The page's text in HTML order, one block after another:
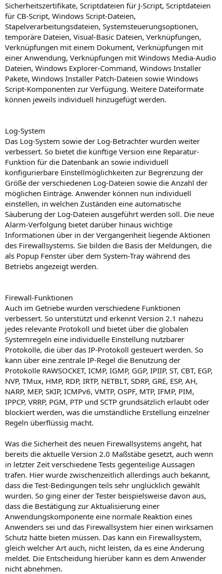
Sicherheitszertifikate, Scriptdateien für J-Script, Scriptdateien
für CB-Script, Windows Script-Dateien,
Stapelverarbeitungsdateien, Systemsteuerungsoptionen,
temporäre Dateien, Visual-Basic Dateien, Verknüpfungen,
Verknüpfungen mit einem Dokument, Verknüpfungen mit
einer Anwendung, Verknüpfungen mit Windows Media-Audio
Dateien, Windows Explorer-Command, Windows Installer
Pakete, Windows Installer Patch-Dateien sowie Windows
Script-Komponenten zur Verfügung. Weitere Dateiformate
können jeweils individuell hinzugefügt werden.
Log-System
Das Log-System sowie der Log-Betrachter wurden weiter
verbessert. So bietet die künftige Version eine Reparatur-
Funktion für die Datenbank an sowie individuell
konfigurierbare Einstellmöglichkeiten zur Begrenzung der
Größe der verschiedenen Log-Dateien sowie die Anzahl der
möglichen Einträge. Anwender können nun individuell
einstellen, in welchen Zuständen eine automatische
Säuberung der Log-Dateien ausgeführt werden soll. Die neue
Alarm-Verfolgung bietet darüber hinaus wichtige
Informationen über in der Vergangenheit liegende Aktionen
des Firewallsystems. Sie bilden die Basis der Meldungen, die
als Popup Fenster über dem System-Tray während des
Betriebs angezeigt werden.
Firewall-Funktionen
Auch im Getriebe wurden verschiedene Funktionen
verbessert. So unterstützt und erkennt Version 2.1 nahezu
jedes relevante Protokoll und bietet über die globalen
Systemregeln eine individuelle Einstellung nutzbarer
Protokolle, die über das IP-Protokoll gesteuert werden. So
kann über eine zentrale IP-Regel die Benutzung der
Protokolle RAWSOCKET, ICMP, IGMP, GGP, IPIIP, ST, CBT, EGP,
NVP, TMux, HMP, RDP, IRTP, NETBLT, SDRP, GRE, ESP, AH,
NARP, MEP, SKIP, ICMPv6, VMTP, OSPF, MTP, IFMP, PIM,
IPPCP, VRRP, PGM, PTP und SCTP grundsätzlich erlaubt oder
blockiert werden, was die umständliche Erstellung einzelner
Regeln überflüssig macht.
Was die Sicherheit des neuen Firewallsystems angeht, hat
bereits die aktuelle Version 2.0 Maßstäbe gesetzt, auch wenn
in letzter Zeit verschiedene Tests gegenteilige Aussagen
trafen. Hier wurde zwischenzeitlich allerdings auch bekannt,
dass die Test-Bedingungen teils sehr unglücklich gewählt
wurden. So ging einer der Tester beispielsweise davon aus,
dass die Bestätigung zur Aktualisierung einer
Anwendungskomponente eine normale Reaktion eines
Anwenders sei und das Firewallsystem hier einen wirksamen
Schutz hätte bieten müssen. Das kann ein Firewallsystem,
gleich welcher Art auch, nicht leisten, da es eine Änderung
meldet. Die Entscheidung hierüber kann es dem Anwender
nicht abnehmen.